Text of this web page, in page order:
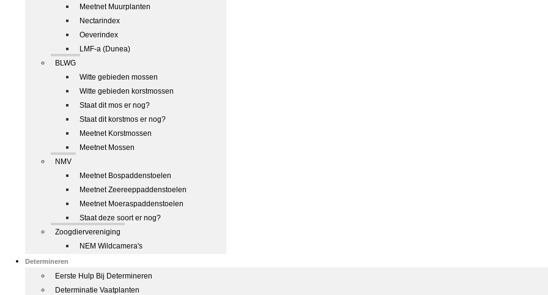
Meetnet Muurplanten
Nectarindex
Oeverindex
LMF-a (Dunea)
BLWG
Witte gebieden mossen
Witte gebieden korstmossen
Staat dit mos er nog?
Staat dit korstmos er nog?
Meetnet Korstmossen
Meetnet Mossen
NMV
Meetnet Bospaddenstoelen
Meetnet Zeereeppaddenstoelen
Meetnet Moeraspaddenstoelen
Staat deze soort er nog?
Zoogdiervereniging
NEM Wildcamera's
Determineren
Eerste Hulp Bij Determineren
Determinatie Vaatplanten